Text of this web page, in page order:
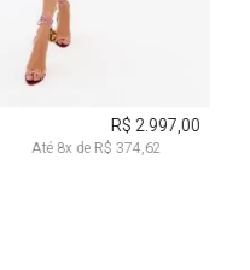
R$ 2.997,00
Até 8x deR$ 374,62